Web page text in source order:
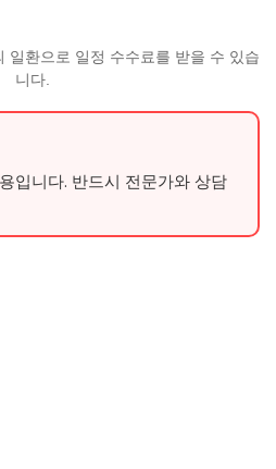
일환으로 일정 수수료를 받을 수 있습
니다.
입니다. 반드시 전문가와 상담